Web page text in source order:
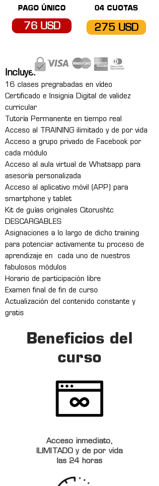
Incluye:
16 clases pregrabadas en vídeo
Certificado e Insignia Digital de validez
curricular
Tutoría Permanente en tiempo real
Acceso al TRAINING ilimitado y de por vida
Acceso a grupo privado de Facebook por
cada módulo
Acceso al aula virtual de Whatsapp para
asesoría personalizada
Acceso al aplicativo móvil (APP) para
smartphone y tablet
Kit de guías originales Citorushtc
DESCARGABLES
Asignaciones a lo largo de dicho training
para potenciar activamente tu proceso de
aprendizaje en cada uno de nuestros
fabulosos módulos
Horario de participación libre
Examen final de fin de curso
Actualización del contenido constante y
gratis
PAGO ÚNICO
76 USD
04 CUOTAS
275 USD
Beneficios del
curso
Acceso inmediato,
ILIMITADO y de por vida
las 24 horas